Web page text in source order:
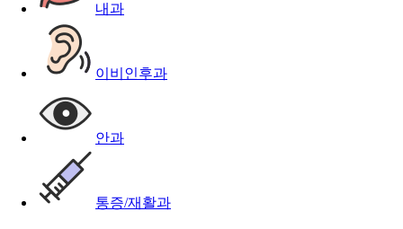
내과
이비인후과
안과
통증/재활과